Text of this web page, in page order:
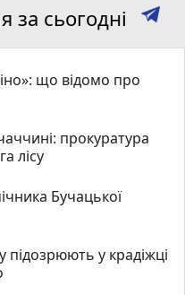
за сьогодні
що відомо про
прокуратура
лісу
Бучацької
підозрюють у крадіжці